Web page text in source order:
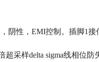
阴性，EMI控制。插脚1
超采样delta sigma线相位